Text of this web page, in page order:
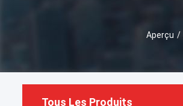
Aperçu /
Tous Les Produits